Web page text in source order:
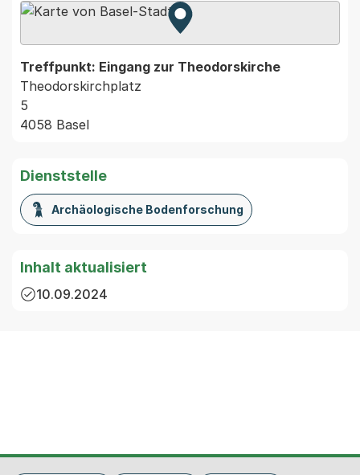
Zur Karte von MapBS.
Externer Link, wird in einem
Treffpunkt: Eingang zur Theodorskirche
Theodorskirchplatz
5
4058 Basel
Dienststelle
Archäologische Bodenforschung
Inhalt aktualisiert
10.09.2024